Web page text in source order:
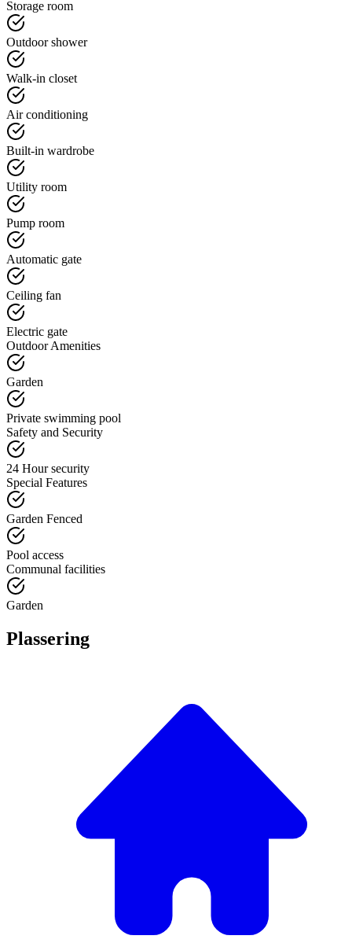
Storage room
Outdoor shower
Walk-in closet
Air conditioning
Built-in wardrobe
Utility room
Pump room
Automatic gate
Ceiling fan
Electric gate
Outdoor Amenities
Garden
Private swimming pool
Safety and Security
24 Hour security
Special Features
Garden Fenced
Pool access
Communal facilities
Garden
Plassering